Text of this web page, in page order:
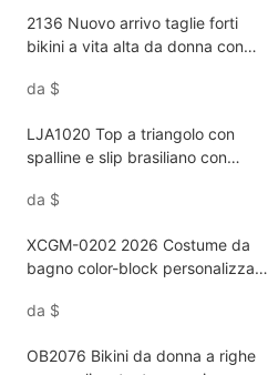
2136 Nuovo arrivo taglie forti
bikini a vita alta da donna con
costume da bagno tinta unita
all'ingrosso Amazon stile caldo
da $
LJA1020 Top a triangolo con
spalline e slip brasiliano con
logo in vita personalizzabile per
da $
XCGM-0202 2026 Costume da
bagno color-block personalizzato
set bikini sexy da donna
da $
OB2076 Bikini da donna a righe